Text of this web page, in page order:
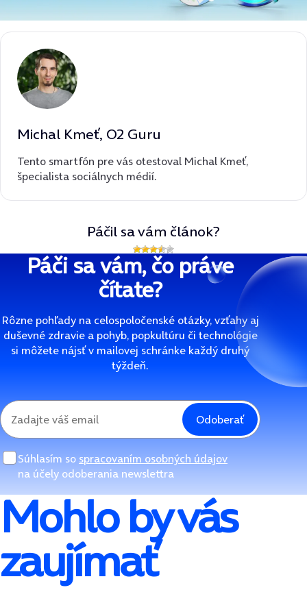
Michal Kmeť, O2 Guru
Tento smartfón pre vás otestoval Michal Kmeť,
špecialista sociálnych médií.
Páčil sa vám článok?
Páči sa vám, čo práve
čítate?
Rôzne pohľady na celospoločenské otázky, vzťahy aj
duševné zdravie a pohyb, popkultúru či technológie
si môžete nájsť v mailovej schránke každý druhý
týždeň.
Odoberať
Súhlasím so spracovaním osobných údajov
na účely odoberania newslettra
Mohlo by vás
zaujímať